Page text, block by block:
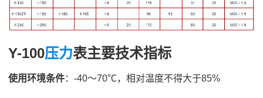
Y-100压力表主要技术指标
使用环境条件：-40～70℃，相对温度不得大于85%